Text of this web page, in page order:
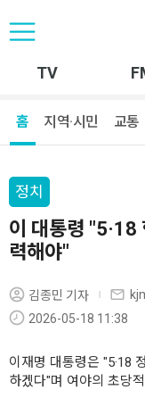
TV
홈 지역·시민 교통
정치
이 대통령 "5·18
력해야"
김종민 기자
2026-05-18 11:38
이재명 대통령은 "5·18
하겠다"며 여야의 초당